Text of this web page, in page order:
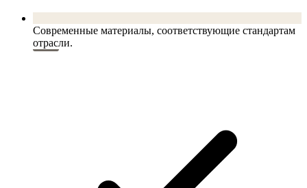
Современные материалы, соответствующие стандартам
отрасли.